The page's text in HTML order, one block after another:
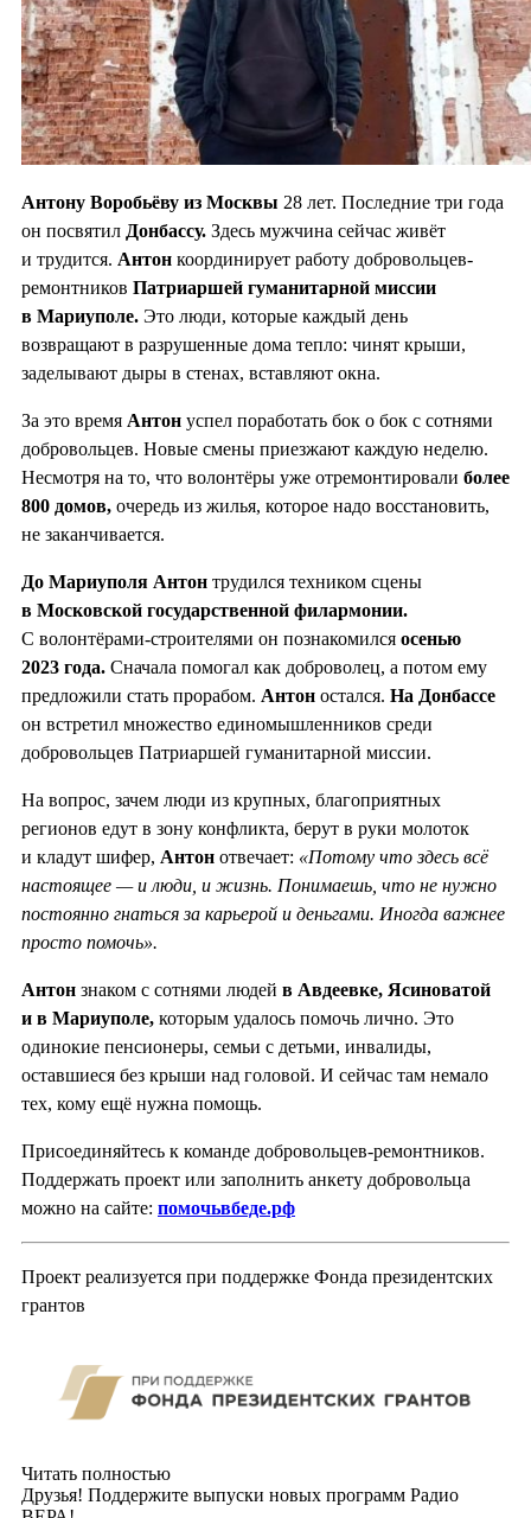
Антону Воробьёву из Москвы 28 лет. Последние три года
он посвятил Донбассу. Здесь мужчина сейчас живёт
и трудится. Антон координирует работу добровольцев-
ремонтников Патриаршей гуманитарной миссии
в Мариуполе. Это люди, которые каждый день
возвращают в разрушенные дома тепло: чинят крыши,
заделывают дыры в стенах, вставляют окна.
За это время Антон успел поработать бок о бок с сотнями
добровольцев. Новые смены приезжают каждую неделю.
Несмотря на то, что волонтёры уже отремонтировали более
800 домов, очередь из жилья, которое надо восстановить,
не заканчивается.
До Мариуполя Антон трудился техником сцены
в Московской государственной филармонии.
С волонтёрами-строителями он познакомился осенью
2023 года. Сначала помогал как доброволец, а потом ему
предложили стать прорабом. Антон остался. На Донбассе
он встретил множество единомышленников среди
добровольцев Патриаршей гуманитарной миссии.
На вопрос, зачем люди из крупных, благоприятных
регионов едут в зону конфликта, берут в руки молоток
и кладут шифер, Антон отвечает: «Потому что здесь всё
настоящее — и люди, и жизнь. Понимаешь, что не нужно
постоянно гнаться за карьерой и деньгами. Иногда важнее
просто помочь».
Антон знаком с сотнями людей в Авдеевке, Ясиноватой
и в Мариуполе, которым удалось помочь лично. Это
одинокие пенсионеры, семьи с детьми, инвалиды,
оставшиеся без крыши над головой. И сейчас там немало
тех, кому ещё нужна помощь.
Присоединяйтесь к команде добровольцев-ремонтников.
Поддержать проект или заполнить анкету добровольца
можно на сайте: помочьвбеде.рф
Проект реализуется при поддержке Фонда президентских
грантов
Читать полностью
Друзья! Поддержите выпуски новых программ Радио